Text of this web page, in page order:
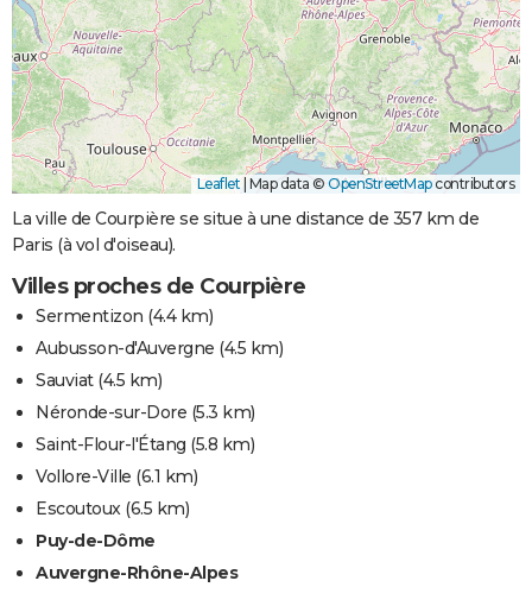
Leaflet Map data © OpenStreetMapcontributors
La ville de Courpière se situe à une distance de 357 km de
Paris (à vol d'oiseau).
Villes proches de Courpière
Sermentizon (4.4 km)
Aubusson-d'Auvergne (4.5 km)
Sauviat(4.5 km)
Néronde-sur-Dore (5.3 km)
Saint-Flour-l'Étang (5.8 km)
Vollore-Ville (6.1 km)
Escoutoux(6.5 km)
Puy-de-Dôme
Auvergne-Rhône-Alpes